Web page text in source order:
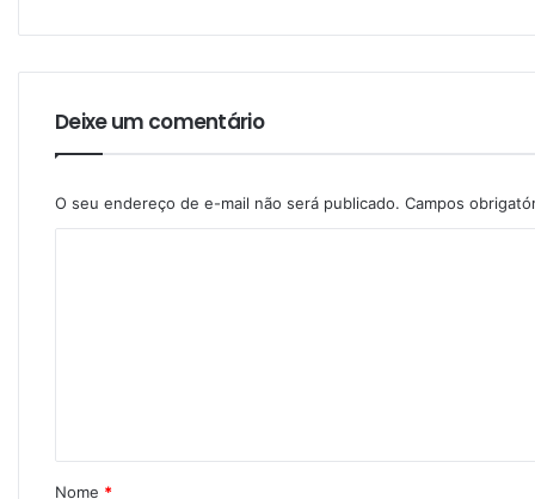
Deixe um comentário
O seu endereço de e-mail não será publicado. Campos
Nome *